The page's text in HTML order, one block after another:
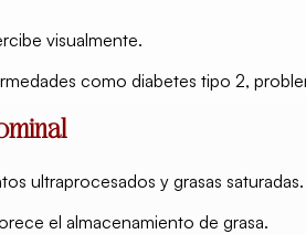
visualmente.
como diabetes tipo 2,
ultraprocesados y grasas saturadas.
el almacenamiento de grasa.